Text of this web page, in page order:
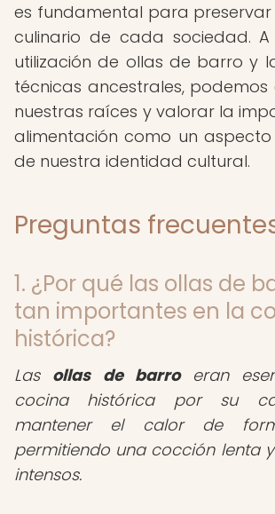
es fundamental para
culinario de cada sociedad.
utilización de ollas de barro y
técnicas ancestrales,
nuestras raíces y valorar la
alimentación como un
de nuestra identidad cultural.
Preguntas
1. ¿Por qué las ollas de
tan importantes en la
histórica?
Las ollas de barroeran
cocina histórica por su
mantener el calor de
permitiendo una cocción lenta
intensos.